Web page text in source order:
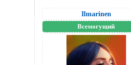
Ilmarinen
Всемогущий